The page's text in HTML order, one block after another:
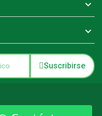


Suscribirse
POR LOS FONDOS